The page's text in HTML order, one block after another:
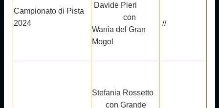
Campionato di Pista
2024
Davide Pieri
con
Wania del Gran
Mogol
//
Stefania Rossetto
con Grande